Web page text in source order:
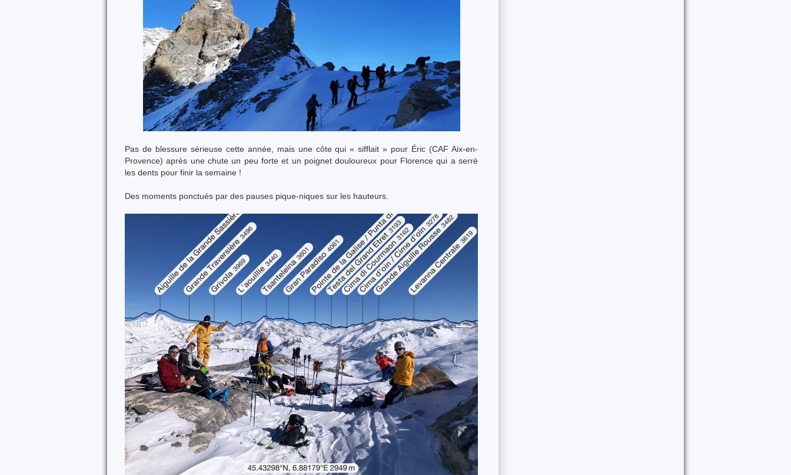
Pas de blessure sérieuse cette année, mais une côte qui « sifflait » pour Éric (CAF Aix-en-
Provence) après une chute un peu forte et un poignet douloureux pour Florence qui a serré
les dents pour finir la semaine !
Des moments ponctués par des pauses pique-niques sur les hauteurs.